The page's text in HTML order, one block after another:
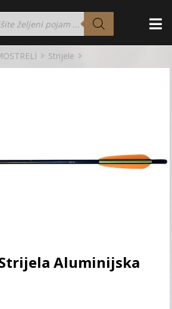
Strijele
Aluminijska